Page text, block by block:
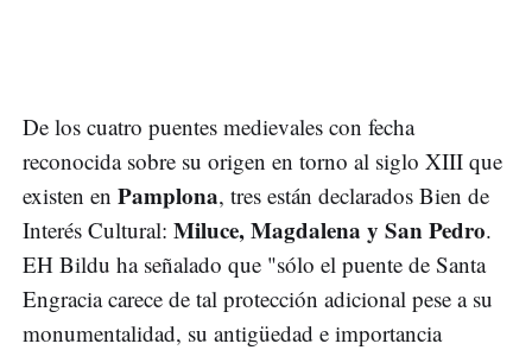
De los cuatro puentes medievales con fecha
reconocida sobre su origen en torno al siglo XIII que
existen en Pamplona, tres están declarados Bien de
Interés Cultural: Miluce, Magdalena y San Pedro.
EH Bildu ha señalado que "sólo el puente de Santa
Engracia carece de tal protección adicional pese a su
monumentalidad, su antigüedad e importancia